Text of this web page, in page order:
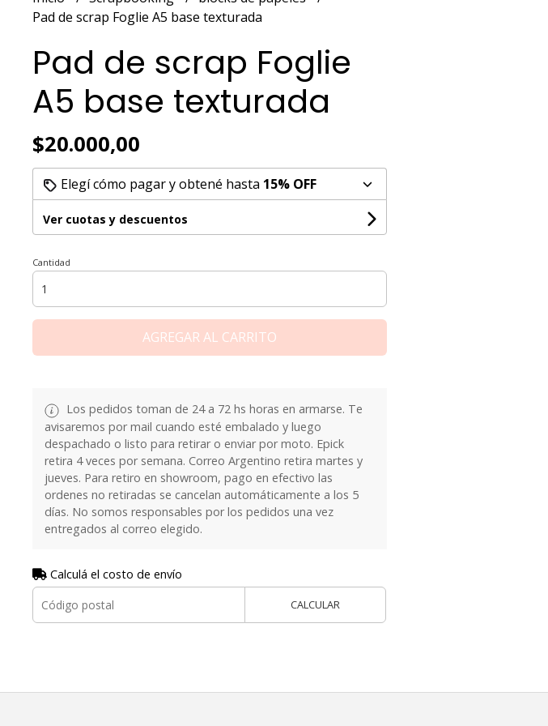
Pad de scrap Foglie A5 base texturada
Pad de scrap Foglie
A5 base texturada
$20.000,00
Elegí cómo pagar y obtené hasta 15% OFF
Ver cuotas y descuentos
Cantidad
AGREGAR AL CARRITO
Los pedidos toman de 24 a 72 hs horas en armarse. Te
avisaremos por mail cuando esté embalado y luego
despachado o listo para retirar o enviar por moto. Epick
retira 4 veces por semana. Correo Argentino retira martes y
jueves. Para retiro en showroom, pago en efectivo las
ordenes no retiradas se cancelan automáticamente a los 5
días. No somos responsables por los pedidos una vez
entregados al correo elegido.
Calculá el costo de envío
CALCULAR